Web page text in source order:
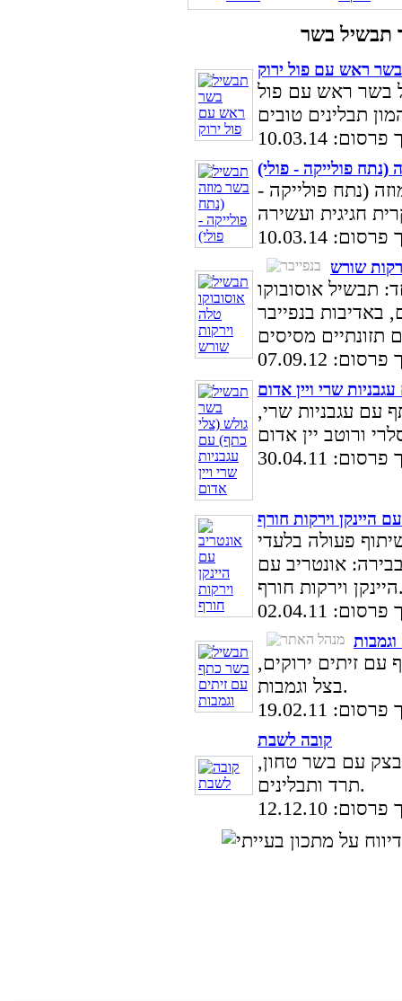
ראש עם פול ירוק
בשר ראש עם פול
10.03.14
(נתח פולייקה - פולי)
(נתח פולייקה -
10.03.14
שורש
תבשיל אוסובוקו
מתכון ל-10 סועדים, באדיבות בנפייבר
07.09.12
שרי ויין אדום
עם עגבניות שרי,
30.04.11
היינקן וירקות חורף
פעולה בלעדי
אונטריב עם
חורף.
02.04.11
זיתים ירוקים,
בצל וגמבות.
19.02.11
קובה לשבת
עם בשר טחון,
תרד ותבלינים.
12.12.10